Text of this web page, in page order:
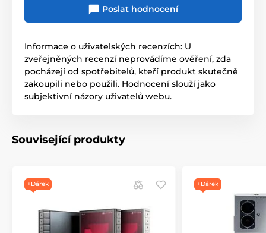
Poslat hodnocení
Informace o uživatelských recenzích: U
zveřejněných recenzí neprovádíme ověření, zda
pocházejí od spotřebitelů, kteří produkt skutečně
zakoupili nebo použili. Hodnocení slouží jako
subjektivní názory uživatelů webu.
Související produkty
+Dárek +Dárek